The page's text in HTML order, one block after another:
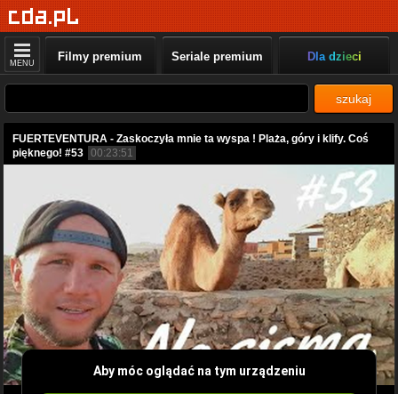
MENU Filmy premium Seriale premium Dla dzieci
szukaj
FUERTEVENTURA - Zaskoczyła mnie ta wyspa ! Plaża, góry i klify. Coś
pięknego! #53 00:23:51
Aby móc oglądać na tym urządzeniu